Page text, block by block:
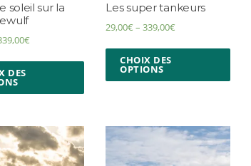
soleil sur la
€
DES
Les super tankeurs
29,00€ –339,00€
CHOIX DES
OPTIONS